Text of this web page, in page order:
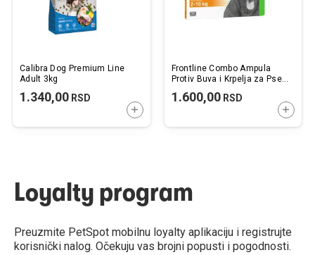
Calibra Dog Premium Line
Adult 3kg
1.340,00 RSD
DODAJTE U KORPU
Frontline Combo Ampula
Protiv Buva i Krpelja za Pse
1.600,00RSD
Loyalty program
Preuzmite PetSpot mobilnu loyalty aplikaciju i registrujte
korisnički nalog. Očekuju vas brojni popusti i pogodnosti.